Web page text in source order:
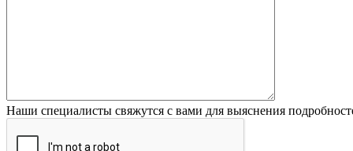
Наши специалисты свяжутся с вами для выяснения